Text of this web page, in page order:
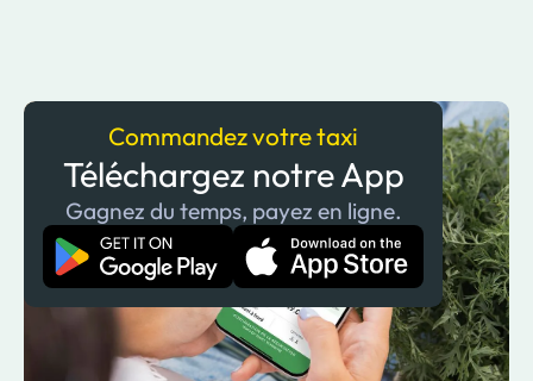
Commandez votre taxi
Téléchargez notre App
Gagnez du temps, payez en ligne.